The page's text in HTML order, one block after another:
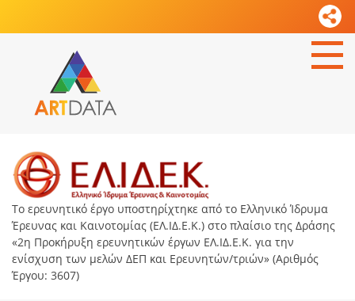
Το ερευνητικό έργο υποστηρίχτηκε από το Ελληνικό Ίδρυμα
Έρευνας και Καινοτομίας (ΕΛ.ΙΔ.Ε.Κ.) στο πλαίσιο της Δράσης
«2η Προκήρυξη ερευνητικών έργων ΕΛ.ΙΔ.Ε.Κ. για την
ενίσχυση των μελών ΔΕΠ και Ερευνητών/τριών» (Αριθμός
Έργου: 3607)